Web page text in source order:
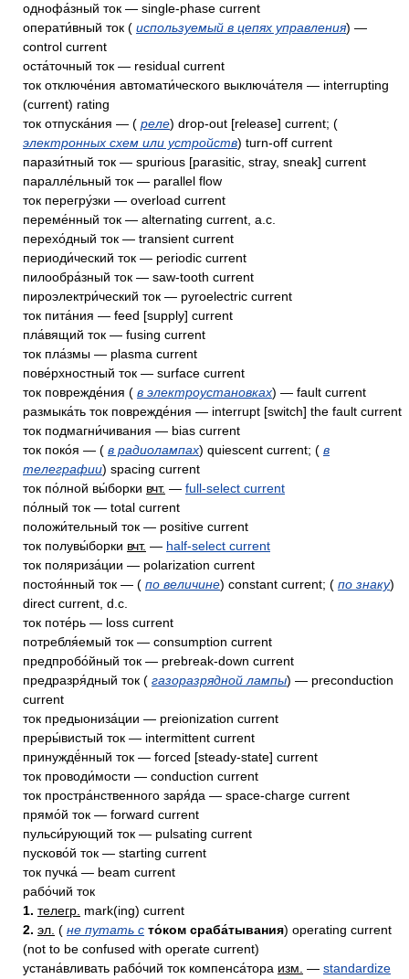
однофа́зный ток — single-phase current
операти́вный ток ( используемый в цепях управления) —
control current
оста́точный ток — residual current
ток отключе́ния автомати́ческого выключа́теля — interrupting
(current) rating
ток отпуска́ния — ( реле) drop-out [release] current; (
электронных схем или устройств) turn-off current
парази́тный ток — spurious [parasitic, stray, sneak] current
паралле́льный ток — parallel flow
ток перегру́зки — overload current
переме́нный ток — alternating current, a.c.
перехо́дный ток — transient current
периоди́ческий ток — periodic current
пилообра́зный ток — saw-tooth current
пироэлектри́ческий ток — pyroelectric current
ток пита́ния — feed [supply] current
пла́вящий ток — fusing current
ток пла́змы — plasma current
пове́рхностный ток — surface current
ток поврежде́ния ( в электроустановках) — fault current
размыка́ть ток поврежде́ния — interrupt [switch] the fault current
ток подмагни́чивания — bias current
ток поко́я — ( в радиолампах) quiescent current; ( в
телеграфии) spacing current
ток по́лной вы́борки вчт. — full-select current
по́лный ток — total current
положи́тельный ток — positive current
ток полувы́борки вчт. — half-select current
ток поляриза́ции — polarization current
постоя́нный ток — ( по величине) constant current; ( по знаку)
direct current, d.c.
ток поте́рь — loss current
потребля́емый ток — consumption current
предпробо́йный ток — prebreak-down current
предразря́дный ток ( газоразрядной лампы) — preconduction
current
ток предыониза́ции — preionization current
преры́вистый ток — intermittent current
принуждё́нный ток — forced [steady-state] current
ток проводи́мости — conduction current
ток простра́нственного заря́да — space-charge current
прямо́й ток — forward current
пульси́рующий ток — pulsating current
пусково́й ток — starting current
ток пучка́ — beam current
рабо́чий ток
1. телегр. mark(ing) current
2. эл. ( не путать с то́ком сраба́тывания) operating current
(not to be confused with operate current)
устана́вливать рабо́чий ток компенса́тора изм. — standardize